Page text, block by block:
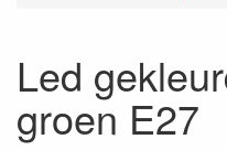
Led
groen E27